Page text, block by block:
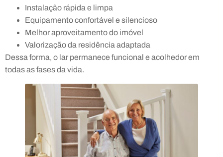
Instalação rápida e limpa
Equipamento confortável e silencioso
Melhor aproveitamento do imóvel
Valorização da residência adaptada
Dessa forma, o lar permanece funcional e acolhedor em
todas as fases da vida.